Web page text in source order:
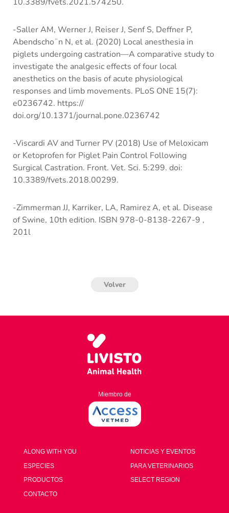
-Saller AM, Werner J, Reiser J, Senf S, Deffner P,
Abendscho ̈ n N, et al. (2020) Local anesthesia in
piglets undergoing castration—A comparative study to
investigate the analgesic effects of four local
anesthetics on the basis of acute physiological
responses and limb movements. PLoS ONE 15(7):
e0236742. https://
doi.org/10.1371/journal.pone.0236742
-Viscardi AV and Turner PV (2018) Use of Meloxicam
or Ketoprofen for Piglet Pain Control Following
Surgical Castration. Front. Vet. Sci. 5:299. doi:
10.3389/fvets.2018.00299.
-Zimmerman JJ, Karriker, LA, Ramirez A, et al. Disease
of Swine, 10th edition. ISBN 978-0-8138-2267-9 ,
201l
Volver
Miembro de
ALONG WITH YOU
ESPECIES
PRODUCTOS
CONTACTO
NOTICIAS Y EVENTOS
PARA VETERINARIOS
SELECT REGION